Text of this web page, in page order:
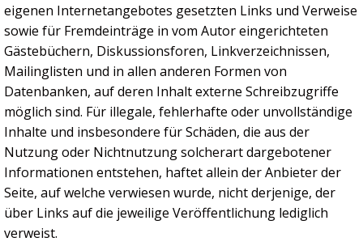
eigenen Internetangebotes gesetzten Links und Verweise
sowie für Fremdeinträge in vom Autor eingerichteten
Gästebüchern, Diskussionsforen, Linkverzeichnissen,
Mailinglisten und in allen anderen Formen von
Datenbanken, auf deren Inhalt externe Schreibzugriffe
möglich sind. Für illegale, fehlerhafte oder unvollständige
Inhalte und insbesondere für Schäden, die aus der
Nutzung oder Nichtnutzung solcherart dargebotener
Informationen entstehen, haftet allein der Anbieter der
Seite, auf welche verwiesen wurde, nicht derjenige, der
über Links auf die jeweilige Veröffentlichung lediglich
verweist.